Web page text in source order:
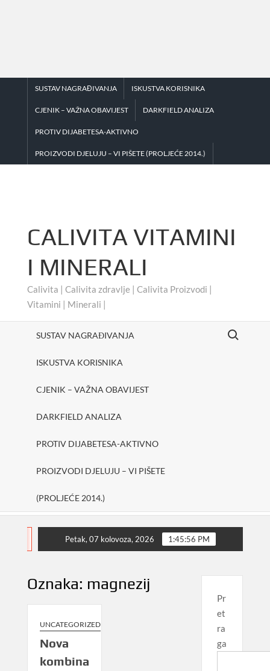
SUSTAV NAGRAĐIVANJA ISKUSTVA KORISNIKA
CJENIK – VAŽNA OBAVIJEST DARKFIELD ANALIZA
PROTIV DIJABETESA-AKTIVNO
PROIZVODI DJELUJU – VI PIŠETE (PROLJEĆE 2014.)
CALIVITA VITAMINI
I MINERALI
Calivita | Calivita zdravlje | Calivita Proizvodi |
Vitamini | Minerali |
SUSTAV NAGRAĐIVANJA
ISKUSTVA KORISNIKA
CJENIK – VAŽNA OBAVIJEST
DARKFIELD ANALIZA
PROTIV DIJABETESA-AKTIVNO
PROIZVODI DJELUJU – VI PIŠETE
(PROLJEĆE 2014.)
Search for:
SHAKE ONE PURE Protiv dijabetesa-
Petak, 07 kolovoza, 2026 1:45:57 PM
Oznaka: magnezij
UNCATEGORIZED
Nova
kombina
Pr
et
ra
ga